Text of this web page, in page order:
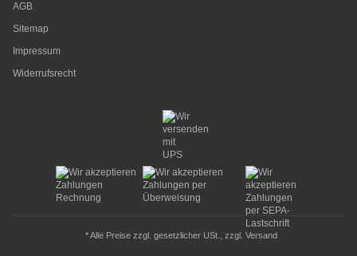
AGB
Sitemap
Impressum
Widerrufsrecht
* Alle Preise zzgl. gesetzlicher USt., zzgl. Versand